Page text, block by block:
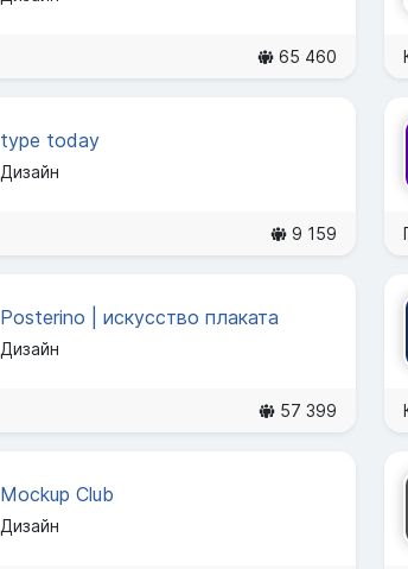
65 460
type today
Дизайн
9 159
Posterino | искусство плаката
Дизайн
57 399
Mockup Club
Дизайн